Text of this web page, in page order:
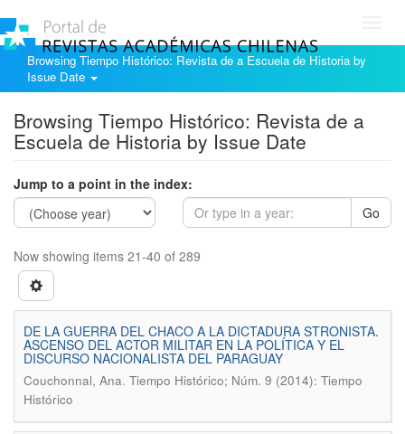
Browsing Tiempo Histórico: Revista de a Escuela de Historia by
Issue Date
Browsing Tiempo Histórico: Revista de a
Escuela de Historia by Issue Date
Jump to a point in the index:
Go
Now showing items 21-40 of 289
DE LA GUERRA DEL CHACO A LA DICTADURA STRONISTA.
ASCENSO DEL ACTOR MILITAR EN LA POLÍTICA Y EL
DISCURSO NACIONALISTA DEL PARAGUAY
Couchonnal, Ana. Tiempo Histórico; Núm. 9 (2014): Tiempo
Histórico